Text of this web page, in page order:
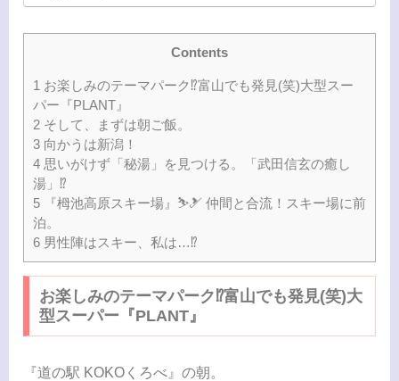
Contents
1 お楽しみのテーマパーク⁉️富山でも発見(笑)大型スー
パー『PLANT』
2 そして、まずは朝ご飯。
3 向かうは新潟！
4 思いがけず「秘湯」を見つける。「武田信玄の癒し
湯」⁉︎
5 『栂池高原スキー場』⛷️🎿 仲間と合流！スキー場に前
泊。
6 男性陣はスキー、私は…⁉️
お楽しみのテーマパーク⁉️富山でも発見(笑)大
型スーパー『PLANT』
『道の駅 KOKOくろべ』の朝。